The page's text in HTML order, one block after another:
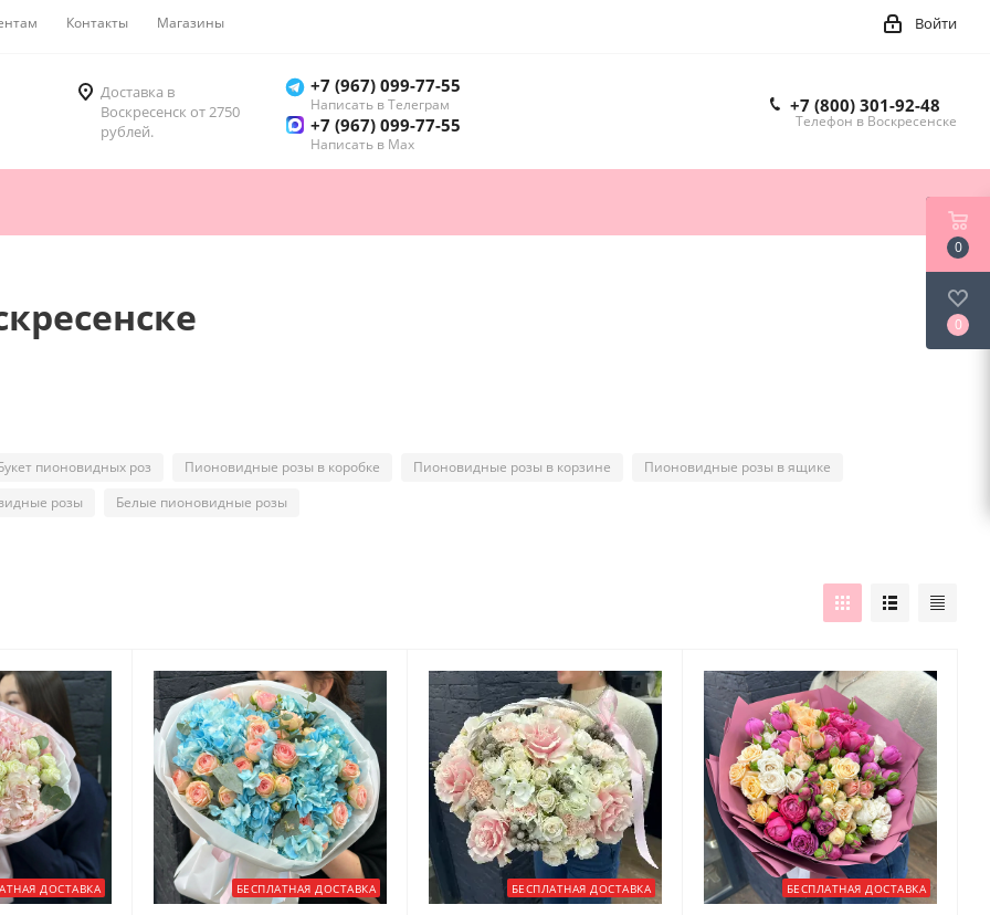
Контакты Магазины Войти
Доставка в
Воскресенск от 2750
рублей.
+7 (967) 099-77-55
Написать в Телеграм
+7 (967) 099-77-55
Написать в Мах
+7 (800) 301-92-48
Телефон в Воскресенске
пионовидных роз Пионовидные розы в коробке Пионовидные розы в корзине
Пионовидные розы в ящике
розы
Белые пионовидные розы
ДОСТАВКА БЕСПЛАТНАЯ ДОСТАВКА БЕСПЛАТНАЯ ДОСТАВКА БЕСПЛАТНАЯ ДОСТАВКА
0
0